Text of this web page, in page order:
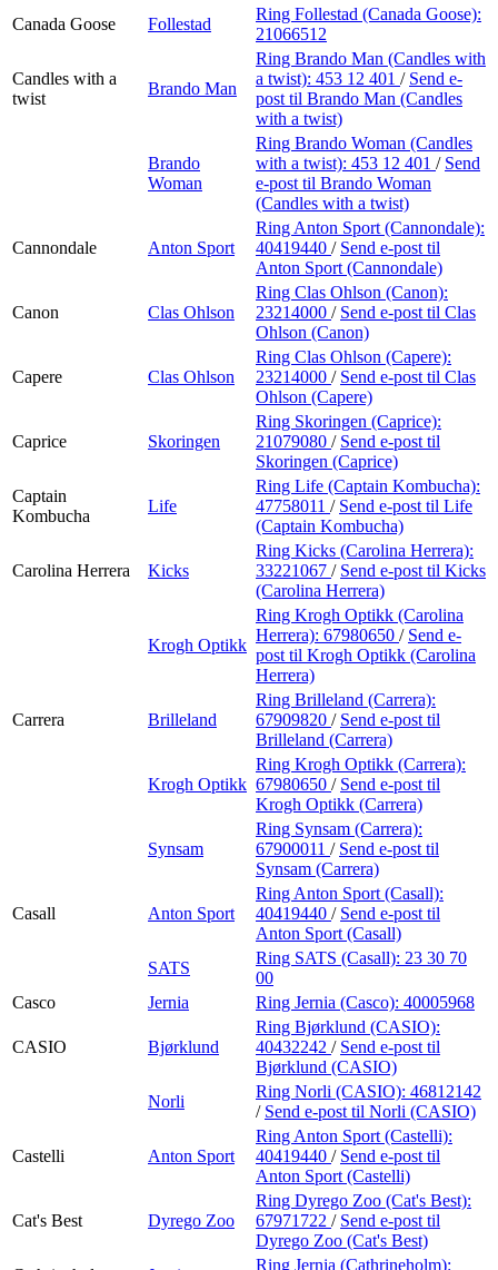
Canada Goose
Follestad
Ring Follestad (Canada Goose):
21066512
Candles with a
twist
Brando Man
Ring Brando Man (Candles with
a twist): 453 12 401 / Send e-
post til Brando Man (Candles
with a twist)
Brando
Woman
Ring Brando Woman (Candles
with a twist): 453 12 401 / Send
e-post til Brando Woman
(Candles with a twist)
Cannondale Anton Sport
Ring Anton Sport (Cannondale):
40419440 / Send e-post til
Anton Sport (Cannondale)
Canon Clas Ohlson
Ring Clas Ohlson (Canon):
23214000 / Send e-post til Clas
Ohlson (Canon)
Capere Clas Ohlson
Ring Clas Ohlson (Capere):
23214000 / Send e-post til Clas
Ohlson (Capere)
Caprice Skoringen
Ring Skoringen (Caprice):
21079080 / Send e-post til
Skoringen (Caprice)
Captain
Kombucha
Life
Ring Life (Captain Kombucha):
47758011 / Send e-post til Life
(Captain Kombucha)
Carolina Herrera Kicks
Ring Kicks (Carolina Herrera):
33221067 / Send e-post til Kicks
(Carolina Herrera)
Krogh Optikk
Ring Krogh Optikk (Carolina
Herrera): 67980650 / Send e-
post til Krogh Optikk (Carolina
Herrera)
Carrera Brilleland
Ring Brilleland (Carrera):
67909820 / Send e-post til
Brilleland (Carrera)
Krogh Optikk
Ring Krogh Optikk (Carrera):
67980650 / Send e-post til
Krogh Optikk (Carrera)
Synsam
Ring Synsam (Carrera):
67900011 / Send e-post til
Synsam (Carrera)
Casall Anton Sport
Ring Anton Sport (Casall):
40419440 / Send e-post til
Anton Sport (Casall)
SATS
Ring SATS (Casall): 23 30 70
00
Casco
Jernia Ring Jernia (Casco): 40005968
CASIO Bjørklund
Ring Bjørklund (CASIO):
40432242 / Send e-post til
Bjørklund (CASIO)
Norli
Ring Norli (CASIO): 46812142
/ Send e-post til Norli (CASIO)
Castelli Anton Sport
Ring Anton Sport (Castelli):
40419440 / Send e-post til
Anton Sport (Castelli)
Cat's Best Dyrego Zoo
Ring Dyrego Zoo (Cat's Best):
67971722 / Send e-post til
Dyrego Zoo (Cat's Best)
Ring Jernia (Cathrineholm):